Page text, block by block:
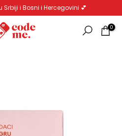
i Bosni i Hercegovini 💕
0